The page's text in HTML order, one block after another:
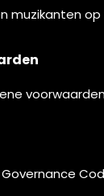
muzikanten
Governance